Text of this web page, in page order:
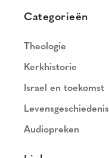
Categorieën
Theologie
Kerkhistorie
Israel en toekomst
Levensgeschiedenis
Audiopreken